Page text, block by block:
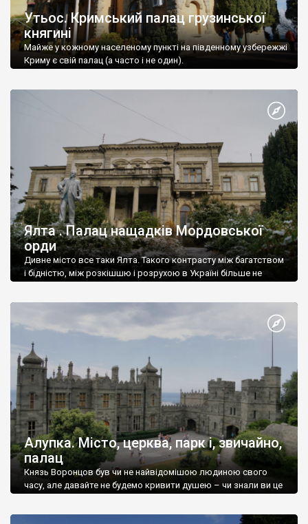
Утьос. Кримський палац грузинської
княгині
Майже у кожному населеному пункті на південному узбережжі
Криму є свій палац (а часто і не один).
Ялта . Палац нащадків Мордовської
орди
Дивне місто все таки Ялта. Такого контрасту між багатством
і бідністю, між розкішшю і розрухою в Україні більше не
Алупка. Місто, церква, парк і, звичайно,
палац
Князь Воронцов був чи не найвідомішою людиною свого
часу, але давайте не будемо кривити душею – чи знали ви це